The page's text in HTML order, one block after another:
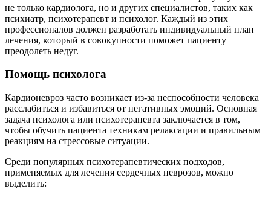
не только кардиолога, но и других специалистов, таких как
психиатр, психотерапевт и психолог. Каждый из этих
профессионалов должен разработать индивидуальный план
лечения, который в совокупности поможет пациенту
преодолеть недуг.
Помощь психолога
Кардионевроз часто возникает из-за неспособности человека
расслабиться и избавиться от негативных эмоций. Основная
задача психолога или психотерапевта заключается в том,
чтобы обучить пациента техникам релаксации и правильным
реакциям на стрессовые ситуации.
Среди популярных психотерапевтических подходов,
применяемых для лечения сердечных неврозов, можно
выделить: